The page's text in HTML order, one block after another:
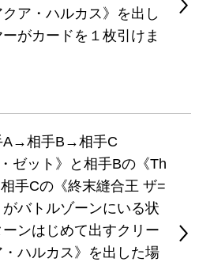
ア・ハルカス》を出し
がカードを１枚引けま
A→相手B→相手C
ゼット》と相手Bの《Th
手Cの《終末縫合王 ザ=
バトルゾーンにいる状
ンはじめて出すクリー
ハルカス》を出した場